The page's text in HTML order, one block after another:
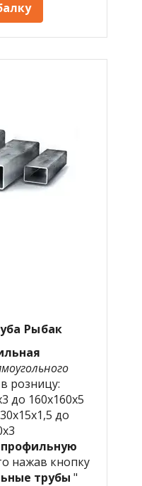
Рыбак
розницу:
до 160х160х5
до
нажав кнопку
трубы "